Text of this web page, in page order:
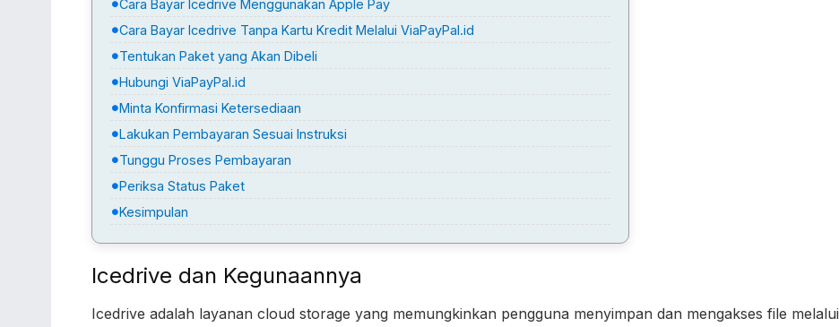
Cara Bayar Icedrive Menggunakan Apple Pay
Cara Bayar Icedrive Tanpa Kartu Kredit Melalui ViaPayPal.id
Tentukan Paket yang Akan Dibeli
Hubungi ViaPayPal.id
Minta Konfirmasi Ketersediaan
Lakukan Pembayaran Sesuai Instruksi
Tunggu Proses Pembayaran
Periksa Status Paket
Kesimpulan
Icedrive dan Kegunaannya
Icedrive adalah layanan cloud storage yang memungkinkan pengguna menyimpan dan mengakses file melalui